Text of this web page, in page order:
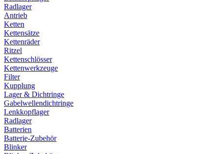
Radlager
Antrieb
Ketten
Kettensätze
Kettenräder
Ritzel
Kettenschlösser
Kettenwerkzeuge
Filter
Kupplung
Lager & Dichtringe
Gabelwellendichtringe
Lenkkopflager
Radlager
Batterien
Batterie-Zubehör
Blinker